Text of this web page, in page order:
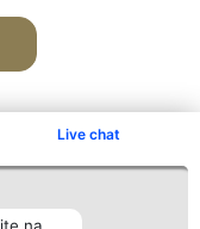
Live chat
Kontakt